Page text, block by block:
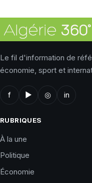
Le fil d'information de
économie, sport et
f ▶ ◎ in
RUBRIQUES
À la une
Politique
Économie